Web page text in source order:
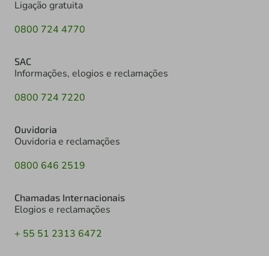
Ligação gratuita
0800 724 4770
SAC
Informações, elogios e reclamações
0800 724 7220
Ouvidoria
Ouvidoria e reclamações
0800 646 2519
Chamadas Internacionais
Elogios e reclamações
+ 55 51 2313 6472